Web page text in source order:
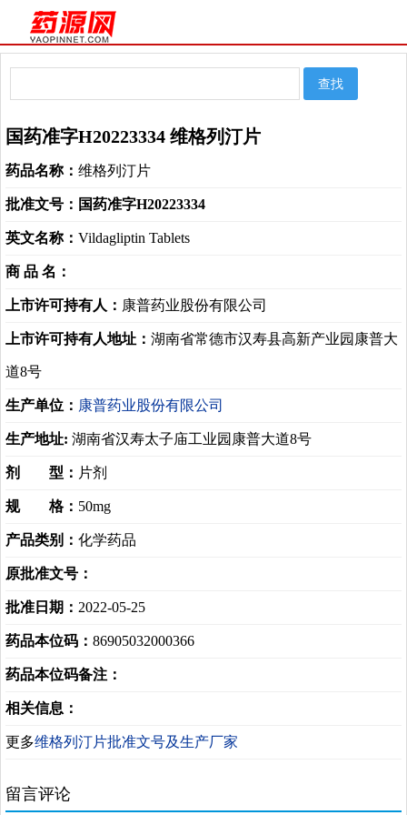
国药准字H20223334 维格列汀片
药品名称： 维格列汀片
批准文号： 国药准字H20223334
英文名称： Vildagliptin Tablets
商 品 名：
上市许可持有人： 康普药业股份有限公司
上市许可持有人地址： 湖南省常德市汉寿县高新产业园康普大
道8号
生产单位： 康普药业股份有限公司
生产地址: 湖南省汉寿太子庙工业园康普大道8号
剂 型： 片剂
规 格： 50mg
产品类别： 化学药品
原批准文号：
批准日期： 2022-05-25
药品本位码： 86905032000366
药品本位码备注：
相关信息：
更多维格列汀片批准文号及生产厂家
留言评论